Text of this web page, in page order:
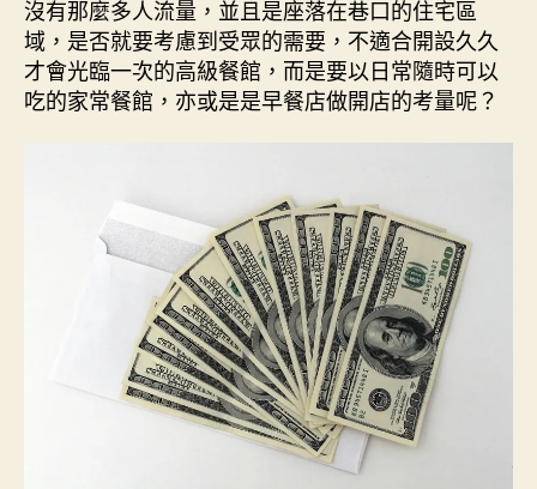
沒有那麼多人流量，並且是座落在巷口的住宅區
域，是否就要考慮到受眾的需要，不適合開設久久
才會光臨一次的高級餐館，而是要以日常隨時可以
吃的家常餐館，亦或是是早餐店做開店的考量呢？